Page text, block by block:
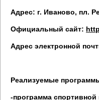
Адрес: г. Иваново, пл.
Официальный сайт:
Адрес электронной
Реализуемые
-программа спортивной